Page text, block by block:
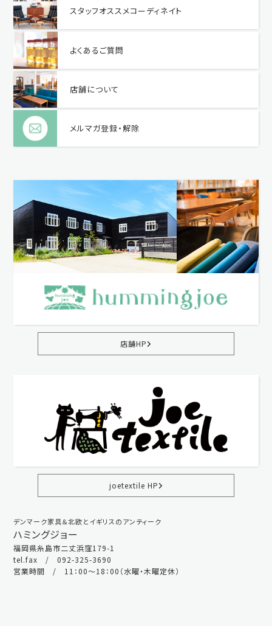
スタッフオススメコーディネイト
よくあるご質問
店舗について
メルマガ登録・解除
店舗HP
joetextile HP
デンマーク家具＆北欧とイギリスのアンティーク
ハミングジョー
福岡県糸島市二丈浜窪179-1
tel.fax / 092-325-3690
営業時間 / 11：00～18：00（水曜・木曜定休）